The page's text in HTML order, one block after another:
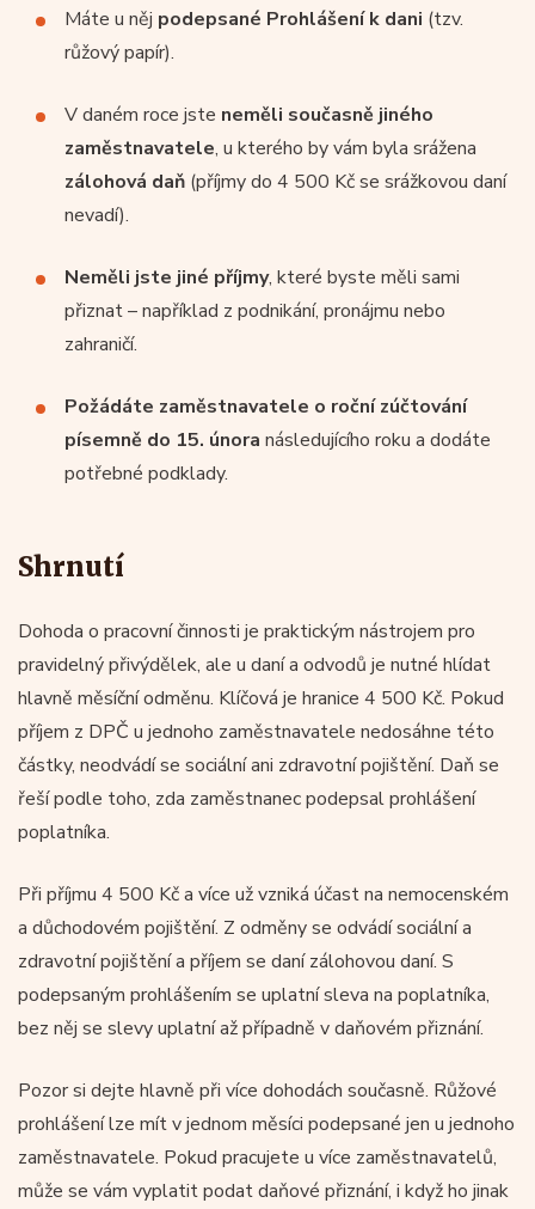
Máte u něj podepsané Prohlášení k dani (tzv.
růžový papír).
V daném roce jste neměli současně jiného
zaměstnavatele, u kterého by vám byla srážena
zálohová daň (příjmy do 4 500 Kč se srážkovou daní
nevadí).
Neměli jste jiné příjmy, které byste měli sami
přiznat – například z podnikání, pronájmu nebo
zahraničí.
Požádáte zaměstnavatele o roční zúčtování
písemně do 15. února následujícího roku a dodáte
potřebné podklady.
Shrnutí
Dohoda o pracovní činnosti je praktickým nástrojem pro
pravidelný přivýdělek, ale u daní a odvodů je nutné hlídat
hlavně měsíční odměnu. Klíčová je hranice 4 500 Kč. Pokud
příjem z DPČ u jednoho zaměstnavatele nedosáhne této
částky, neodvádí se sociální ani zdravotní pojištění. Daň se
řeší podle toho, zda zaměstnanec podepsal prohlášení
poplatníka.
Při příjmu 4 500 Kč a více už vzniká účast na nemocenském
a důchodovém pojištění. Z odměny se odvádí sociální a
zdravotní pojištění a příjem se daní zálohovou daní. S
podepsaným prohlášením se uplatní sleva na poplatníka,
bez něj se slevy uplatní až případně v daňovém přiznání.
Pozor si dejte hlavně při více dohodách současně. Růžové
prohlášení lze mít v jednom měsíci podepsané jen u jednoho
zaměstnavatele. Pokud pracujete u více zaměstnavatelů,
může se vám vyplatit podat daňové přiznání, i když ho jinak